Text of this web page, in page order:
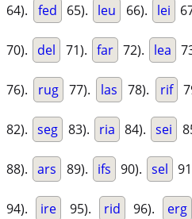
64). fed 65). leu 66). lei
70). del 71). far 72). lea
76). rug 77). las 78). rif
82). seg 83). ria 84). sei
88). ars 89). ifs 90). sel
94). ire 95). rid 96). erg